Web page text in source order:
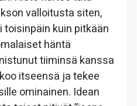
valloitusta siten,
toisinpäin kuin pitkään
häntä
tiiminsä kanssa
itseensä ja tekee
ominainen. Idean